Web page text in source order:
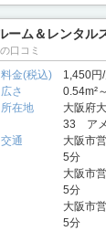
ーム＆レンタル
口コミ
料金(税込)
1,450円
広さ
0.54m²
所在地
大阪府
33 アメ
交通
大阪市
5分
大阪市
5分
大阪市
5分